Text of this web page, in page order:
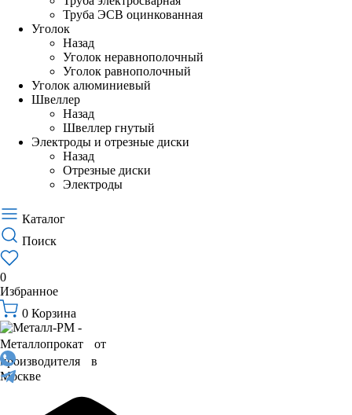
Труба ЭСВ оцинкованная
Уголок
Назад
Уголок неравнополочный
Уголок равнополочный
Уголок алюминиевый
Швеллер
Назад
Швеллер гнутый
Электроды и отрезные диски
Назад
Отрезные диски
Электроды
Каталог
Поиск
0
Избранное
0 Корзина